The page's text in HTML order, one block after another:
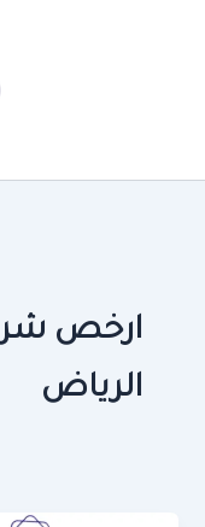
ارخص
الرياض